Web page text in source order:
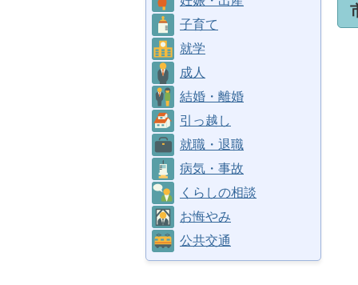
子育て
就学
成人
結婚・離婚
引っ越し
就職・退職
病気・事故
くらしの相談
お悔やみ
公共交通